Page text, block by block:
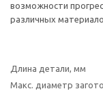
возможности
различных
Длина детали, мм
Макс. диаметр